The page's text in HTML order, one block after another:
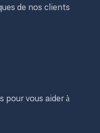
de nos clients
pour vous aider à